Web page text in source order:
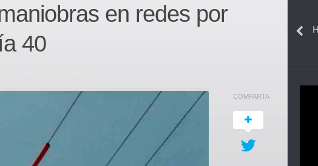
en redes por
40
COMPARTA